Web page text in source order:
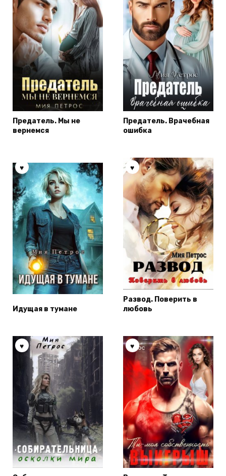
Предатель. Мы не
вернемся
Предатель. Врачебная
ошибка
Идущая в тумане
Развод. Поверить в
любовь